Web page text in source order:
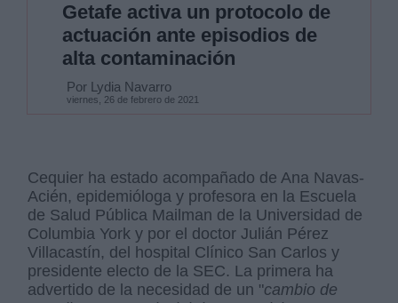
Getafe activa un protocolo de
actuación ante episodios de
alta contaminación
Por Lydia Navarro
viernes, 26 de febrero de 2021
Cequier ha estado acompañado de Ana Navas-
Acién, epidemióloga y profesora en la Escuela
de Salud Pública Mailman de la Universidad de
Columbia York y por el doctor Julián Pérez
Villacastín, del hospital Clínico San Carlos y
presidente electo de la SEC. La primera ha
advertido de la necesidad de un "cambio de